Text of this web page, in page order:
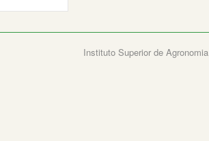
Instituto Superior de Agronomia